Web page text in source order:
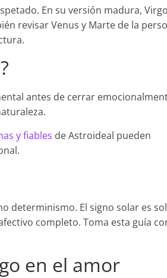
En su versión madura,
revisar Venus y Marte de la
antes de cerrar
y fiables de Astroideal pueden
determinismo. El signo solar es
completo. Toma esta guía
en el amor